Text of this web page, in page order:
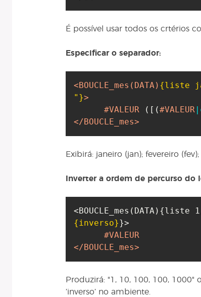
É possível usar todos os crtérios
Especificar o separador:
<BOUCLE_mes (DATA) {liste
"}>
#VALEUR
( [ (#VALEUR
</BOUCLE_mes>
Exibirá: janeiro (jan); fevereiro
Inverter a ordem de percurso do
<BOUCLE_mes ( DATA) {liste
{inverso}}>
#VALEUR
</BOUCLE_mes>
Produzirá: "1, 10, 100, 100,
’inverso’ no ambiente.